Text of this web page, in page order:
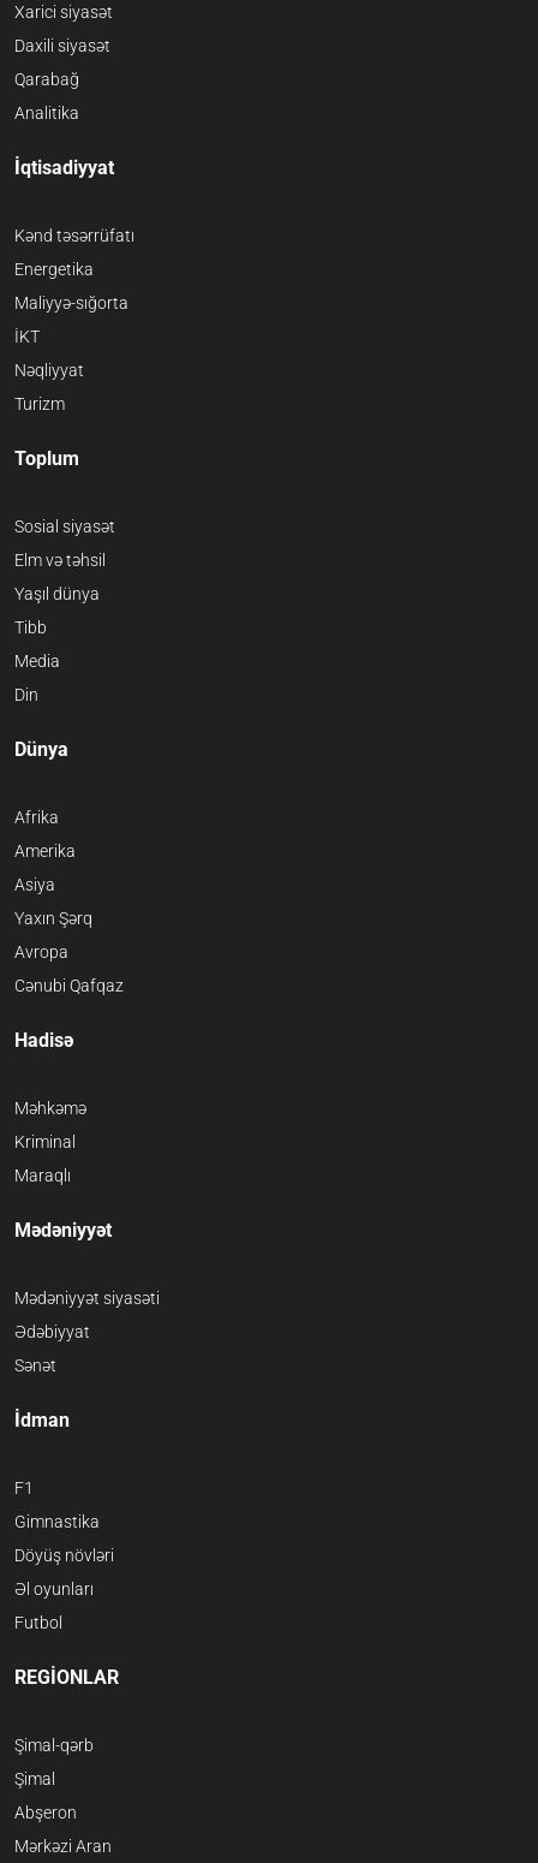
Xarici siyasət
Daxili siyasət
Qarabağ
Analitika
İqtisadiyyat
Kənd təsərrüfatı
Energetika
Maliyyə-sığorta
İKT
Nəqliyyat
Turizm
Toplum
Sosial siyasət
Elm və təhsil
Yaşıl dünya
Tibb
Media
Din
Dünya
Afrika
Amerika
Asiya
Yaxın Şərq
Avropa
Cənubi Qafqaz
Hadisə
Məhkəmə
Kriminal
Maraqlı
Mədəniyyət
Mədəniyyət siyasəti
Ədəbiyyat
Sənət
İdman
F1
Gimnastika
Döyüş növləri
Əl oyunları
Futbol
REGİONLAR
Şimal-qərb
Şimal
Abşeron
Mərkəzi Aran